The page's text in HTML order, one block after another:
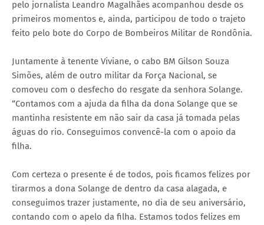
pelo jornalista Leandro Magalhães acompanhou desde os
primeiros momentos e, ainda, participou de todo o trajeto
feito pelo bote do Corpo de Bombeiros Militar de Rondônia.
Juntamente à tenente Viviane, o cabo BM Gilson Souza
Simões, além de outro militar da Força Nacional, se
comoveu com o desfecho do resgate da senhora Solange.
“Contamos com a ajuda da filha da dona Solange que se
mantinha resistente em não sair da casa já tomada pelas
águas do rio. Conseguimos convencê-la com o apoio da
filha.
Com certeza o presente é de todos, pois ficamos felizes por
tirarmos a dona Solange de dentro da casa alagada, e
conseguimos trazer justamente, no dia de seu aniversário,
contando com o apelo da filha. Estamos todos felizes em